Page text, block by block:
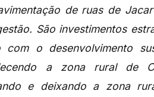
de ruas de
São investimentos
com o desenvolvimento
a zona rural de
e deixando a zona